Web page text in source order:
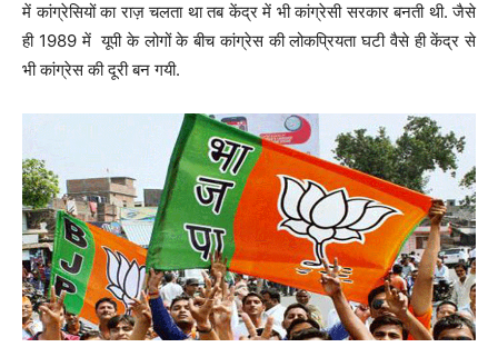
में कांग्रेसियों का राज़ चलता था तब केंद्र में भी कांग्रेसी सरकार बनती थी. जैसे
ही 1989 में यूपी के लोगों के बीच कांग्रेस की लोकप्रियता घटी वैसे ही केंद्र से
भी कांग्रेस की दूरी बन गयी.